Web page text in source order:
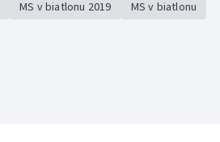
MS v biatlonu 2019 MS v biatlonu